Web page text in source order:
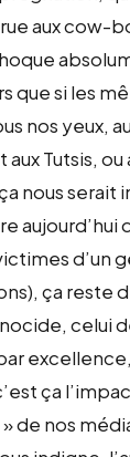
aux cow-
que si les
nos yeux,
aux Tutsis,
nous serait
aujourd’hui
d’un
ça reste
celui
ça
de nos